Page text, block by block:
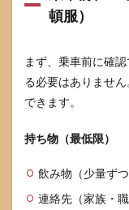
頓服）
まず、乗車前に確
る必要はありませ
できます。
持ち物（最低限）
飲み物（少量ず
連絡先（家族・職